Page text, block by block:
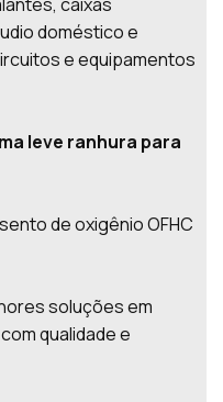
doméstico e
e equipamentos
leve ranhura para
de oxigênio OFHC
soluções em
qualidade e